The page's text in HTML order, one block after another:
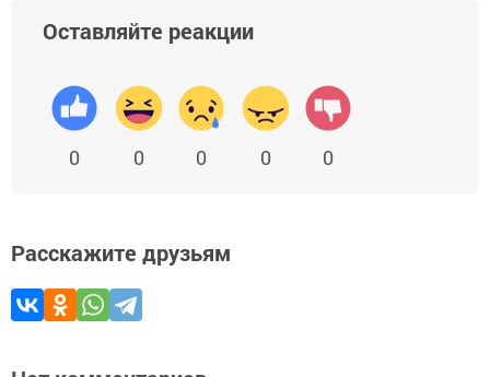
Оставляйте реакции
0 0 0 0 0
Расскажите друзьям